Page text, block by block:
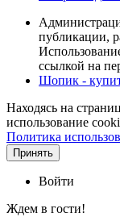
публикации,
ссылкой на
Шопик -
Находясь на
использование
Политика
Принять
Войти
Ждем в гости!